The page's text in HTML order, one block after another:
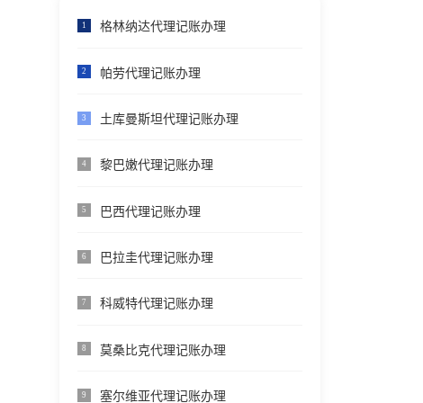
1 格林纳达代理记账办理
2 帕劳代理记账办理
3 土库曼斯坦代理记账办理
4 黎巴嫩代理记账办理
5 巴西代理记账办理
6 巴拉圭代理记账办理
7 科威特代理记账办理
8 莫桑比克代理记账办理
9 塞尔维亚代理记账办理